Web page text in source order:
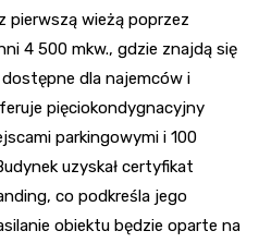
pierwszą wieżą poprzez
4 500 mkw., gdzie znajdą się
dla najemców i
pięciokondygnacyjny
parkingowymi i 100
uzyskał certyfikat
co podkreśla jego
obiektu będzie oparte na